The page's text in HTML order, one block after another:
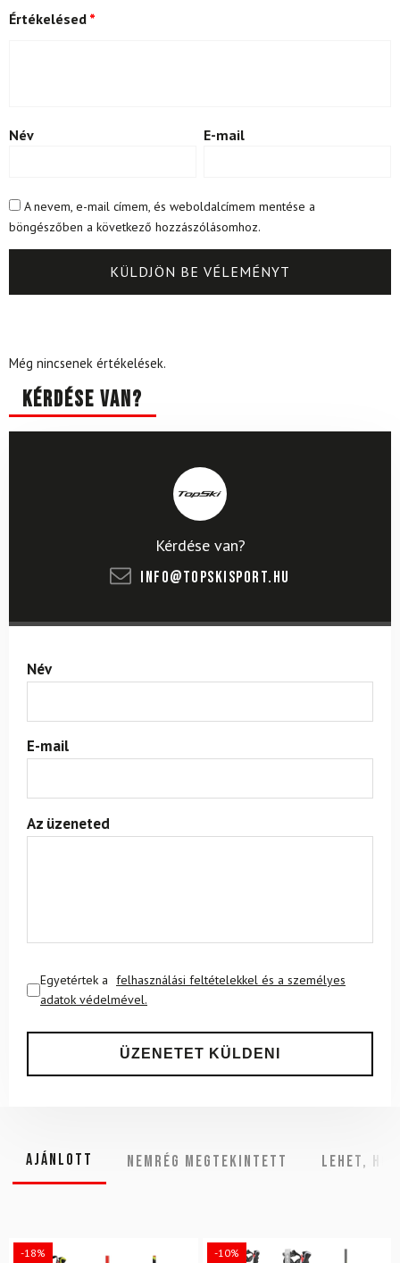
Értékelésed *
Név E-mail
A nevem, e-mail címem, és weboldalcímem mentése a
böngészőben a következő hozzászólásomhoz.
Még nincsenek értékelések.
Kérdése van?
Kérdése van?
info@topskisport.hu
Név
E-mail
Az üzeneted
Egyetértek a felhasználási feltételekkel és a személyes
adatok védelmével.
Ajánlott NEMRÉG MEGTEKINTETT Lehet,
-18% -10%